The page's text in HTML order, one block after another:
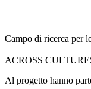
Campo di ricerca per
ACROSS
Al progetto hanno